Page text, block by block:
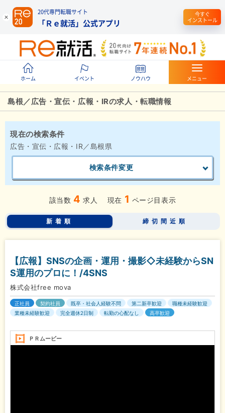
20代専門転職サイト
「Ｒｅ就活」公式アプリ
今すぐ
インストール
ホーム イベント ノウハウ メニュー
島根／広告・宣伝・広報・IRの求人・転職情報
現在の検索条件
広告・宣伝・広報・IR／島根県
検索条件変更
該当数 4 求人 現在 1 ページ目表示
新着順 締切間近順
【広報】SNSの企画・運用・撮影◇未経験からSN
S運用のプロに！/4SNS
株式会社free mova
正社員 契約社員 既卒・社会人経験不問 第二新卒歓迎
職種未経験歓迎
業種未経験歓迎
完全週休2日制 転勤の心配なし 高卒歓迎
ＰＲムービー